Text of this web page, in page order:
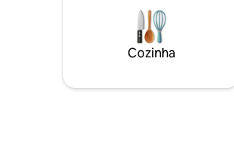
Chambers (anteriormente
Chambers) atuou como a
congregação judaica da cidade
Cozinha